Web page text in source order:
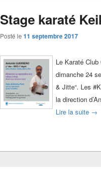
Stage karaté
Posté le 11 septembre 2017
Le Karaté
dimanche 24
& Jitte“. Les
la direction
Lire la suite →